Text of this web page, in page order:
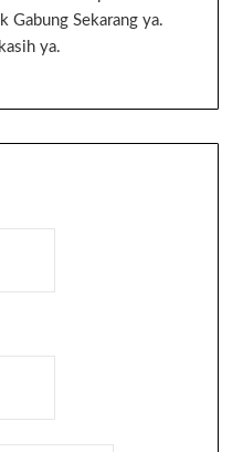
Gabung Sekarang ya.
ya.